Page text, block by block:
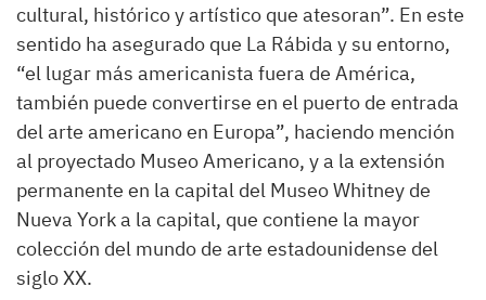
cultural, histórico y artístico que atesoran”. En este
sentido ha asegurado que La Rábida y su entorno,
“el lugar más americanista fuera de América,
también puede convertirse en el puerto de entrada
del arte americano en Europa”, haciendo mención
al proyectado Museo Americano, y a la extensión
permanente en la capital del Museo Whitney de
Nueva York a la capital, que contiene la mayor
colección del mundo de arte estadounidense del
siglo XX.